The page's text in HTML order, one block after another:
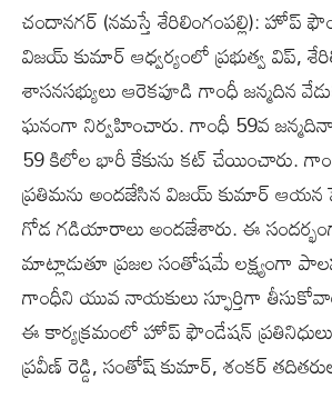
చందానగర్ (నమస్తే శేరిలింగంపల్లి): హోప్
విజయ్ కుమార్ ఆధ్వర్యంలో ప్రభుత్వ విప్,
శాసనసభ్యులు ఆరెకపూడి గాంధీ జన్మదిన
ఘనంగా నిర్వహించారు. గాంధీ 59వ
59 కిలోల భారీ కేకును కట్ చేయించారు.
ప్రతిమను అందజేసిన విజయ్ కుమార్ ఆయన
గోడ గడియారాలు అందజేశారు. ఈ
మాట్లాడుతూ ప్రజల సంతోషమే లక్ష్యంగా
గాంధీని యువ నాయకులు స్ఫూర్తిగా
ఈ కార్యక్రమంలో హోప్ ఫౌండేషన్ ప్రతినిధులు
ప్రవీణ్ రెడ్డి, సంతోష్ కుమార్, శంకర్